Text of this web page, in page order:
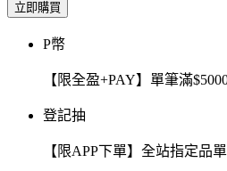
立即購買
P幣
【限全盈+PAY】單筆滿
登記抽
【限APP下單】全站指定品